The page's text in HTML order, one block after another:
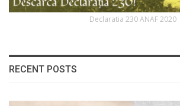
Declaratia 230 ANAF 2020
RECENT POSTS